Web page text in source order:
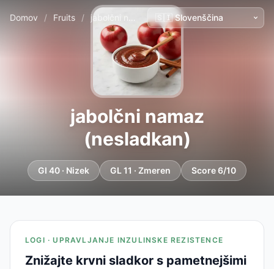
Domov / Fruits / jabolčni namaz (nesladkan)
jabolčni namaz
(nesladkan)
GI 40 · Nizek GL 11 · Zmeren Score 6/10
LOGI · UPRAVLJANJE INZULINSKE REZISTENCE
Znižajte krvni sladkor s pametnejšimi